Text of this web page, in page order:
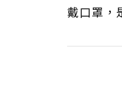
戴口罩，